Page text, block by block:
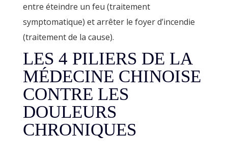
entre éteindre un feu (traitement
symptomatique) et arrêter le foyer d’incendie
(traitement de la cause).
LES 4 PILIERS DE LA
MÉDECINE CHINOISE
CONTRE LES
DOULEURS
CHRONIQUES